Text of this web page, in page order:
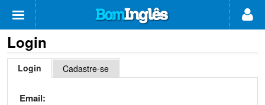
Login
Login Cadastre-se
Email: